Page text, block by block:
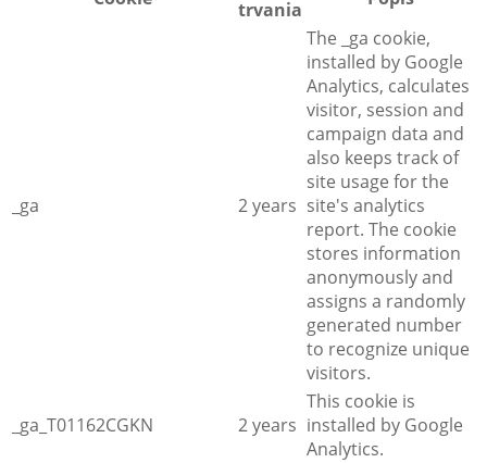
trvania
_ga 2 years
The _ga cookie,
installed by Google
Analytics, calculates
visitor, session and
campaign data and
also keeps track of
site usage for the
site's analytics
report. The cookie
stores information
anonymously and
assigns a randomly
generated number
to recognize unique
visitors.
_ga_T01162CGKN 2 years
This cookie is
installed by Google
Analytics.